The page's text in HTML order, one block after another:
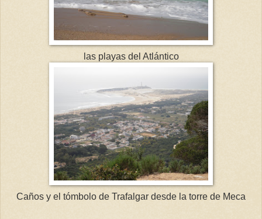
las playas del Atlántico
Caños y el tómbolo de Trafalgar desde la torre de Meca